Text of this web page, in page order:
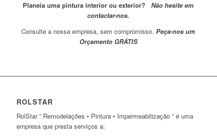
Planeia uma pintura interior ou exterior?
Não hesite em
contactar-nos.
Consulte a nossa empresa, sem compromisso.Peça-nos um
Orçamento GRÁTIS
ROLSTAR
RolStar ” Remodelações • Pintura • Impermeabilização ” é uma
empresa que presta serviços a: